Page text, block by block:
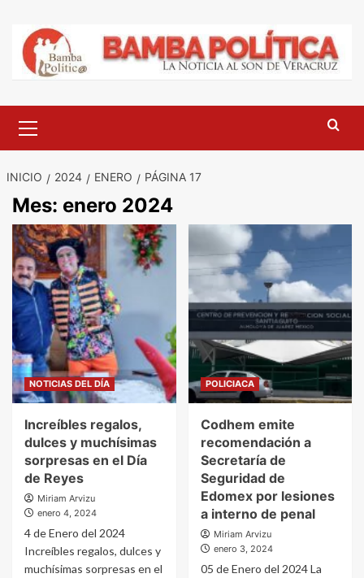
contenido
principal
INICIO 2024 ENERO PÁGINA 17
Mes: enero 2024
NOTICIAS DEL DÍA
Increíbles regalos,
dulces y muchísimas
sorpresas en el Día
de Reyes
Miriam Arvizu
enero 4, 2024
4 de Enero del 2024
Increíbles regalos, dulces y
muchísimas sorpresas en el
POLICIACA
Codhem emite
recomendación a
Secretaría de
Seguridad de
Edomex por lesiones
a interno de penal
Miriam Arvizu
enero 3, 2024
05 de Enero del 2024 La